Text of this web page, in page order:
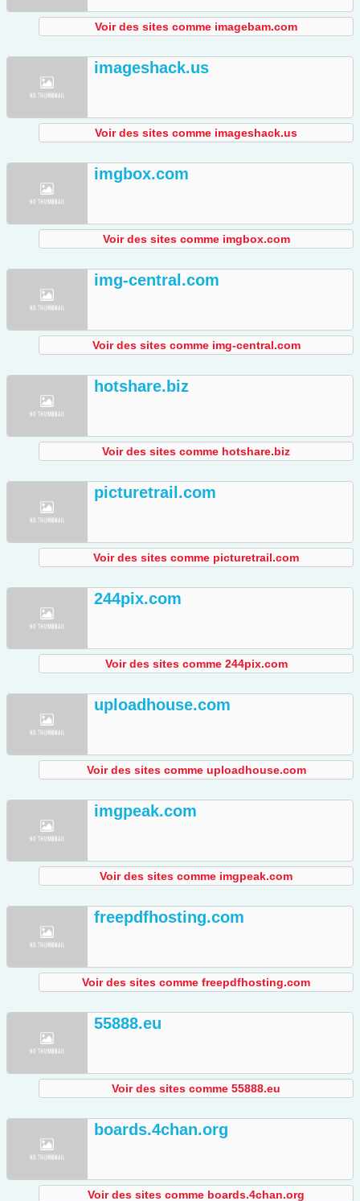
Voir des sites comme imagebam.com
imageshack.us
Voir des sites comme imageshack.us
imgbox.com
Voir des sites comme imgbox.com
img-central.com
Voir des sites comme img-central.com
hotshare.biz
Voir des sites comme hotshare.biz
picturetrail.com
Voir des sites comme picturetrail.com
244pix.com
Voir des sites comme 244pix.com
uploadhouse.com
Voir des sites comme uploadhouse.com
imgpeak.com
Voir des sites comme imgpeak.com
freepdfhosting.com
Voir des sites comme freepdfhosting.com
55888.eu
Voir des sites comme 55888.eu
boards.4chan.org
Voir des sites comme boards.4chan.org